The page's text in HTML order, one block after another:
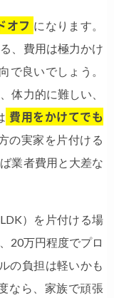
オフ になります。
、費用は極力かけ
で良いでしょう。
体力的に難しい、
費用をかけてでも
の実家を片付ける
業者費用と大差な
）を片付ける場
20万円程度でプロ
の負担は軽いかも
なら、家族で頑張